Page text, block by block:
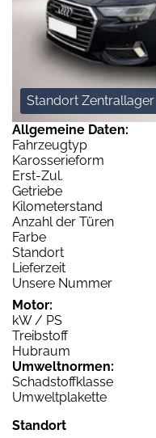
Standort Zentrallager
Allgemeine Daten:
Fahrzeugtyp
Karosserieform
Erst-Zul.
Getriebe
Kilometerstand
Anzahl der Türen
Farbe
Standort
Lieferzeit
Unsere Nummer
Motor:
kW / PS
Treibstoff
Hubraum
Umweltnormen:
Schadstoffklasse
Umweltplakette
Standort